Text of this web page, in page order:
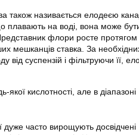
також називається елодеєю
плавають на воді, вона може
флори росте протягом
мешканців ставка. За
суспензій і фільтруючи її,
кислотності, але в діапазоні
дуже часто вирощують досвідчені